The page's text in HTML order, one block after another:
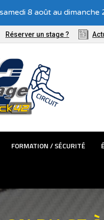
Réserver un stage ?
FORMATION / SÉCURITÉ
!
8 août au dimanche
/ ACCÈS PISTE